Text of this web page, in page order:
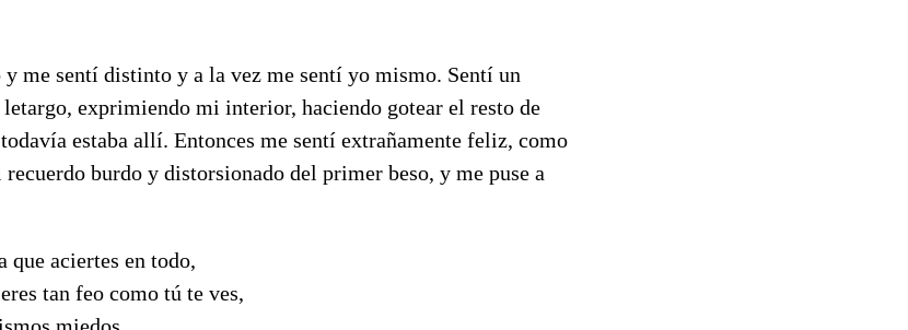
me sentí distinto y a la vez me sentí yo mismo. Sentí un
exprimiendo mi interior, haciendo gotear el resto de
estaba allí. Entonces me sentí extrañamente feliz, como
burdo y distorsionado del primer beso, y me puse a
que aciertes en todo,
tan feo como tú te ves,